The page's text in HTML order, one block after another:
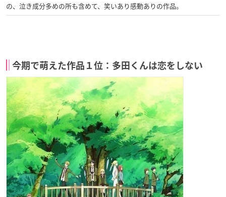
の、泣き成分多めの所も含めて、笑いあり感動ありの作品。
今期で萌えた作品１位：多田くんは恋をしない